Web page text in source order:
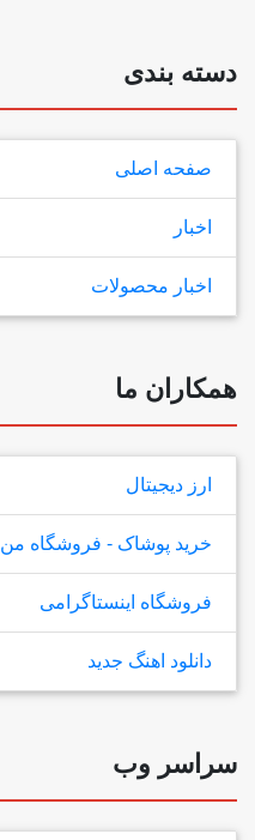
دسته بندی
صفحه اصلی
اخبار
اخبار محصولات
همکاران ما
ارز دیجیتال
خرید پوشاک - فروشگاه من
فروشگاه اینستاگرامی
دانلود اهنگ جدید
سراسر وب